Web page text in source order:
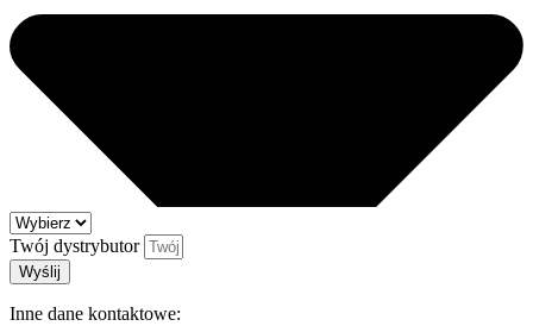
Twój dystrybutor
Wyślij
Inne dane kontaktowe: